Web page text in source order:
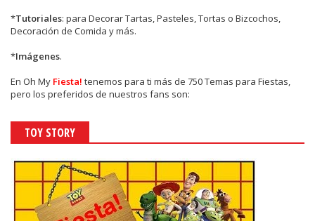
*Tutoriales: para Decorar Tartas, Pasteles, Tortas o Bizcochos,
Decoración de Comida y más.
*Imágenes.
En Oh My Fiesta! tenemos para ti más de 750 Temas para Fiestas,
pero los preferidos de nuestros fans son:
TOY STORY